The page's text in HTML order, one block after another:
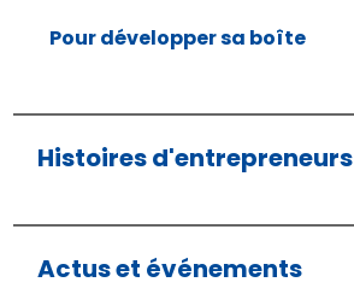
Pour développer sa boîte
Histoires d'entrepreneurs
Actus et événements